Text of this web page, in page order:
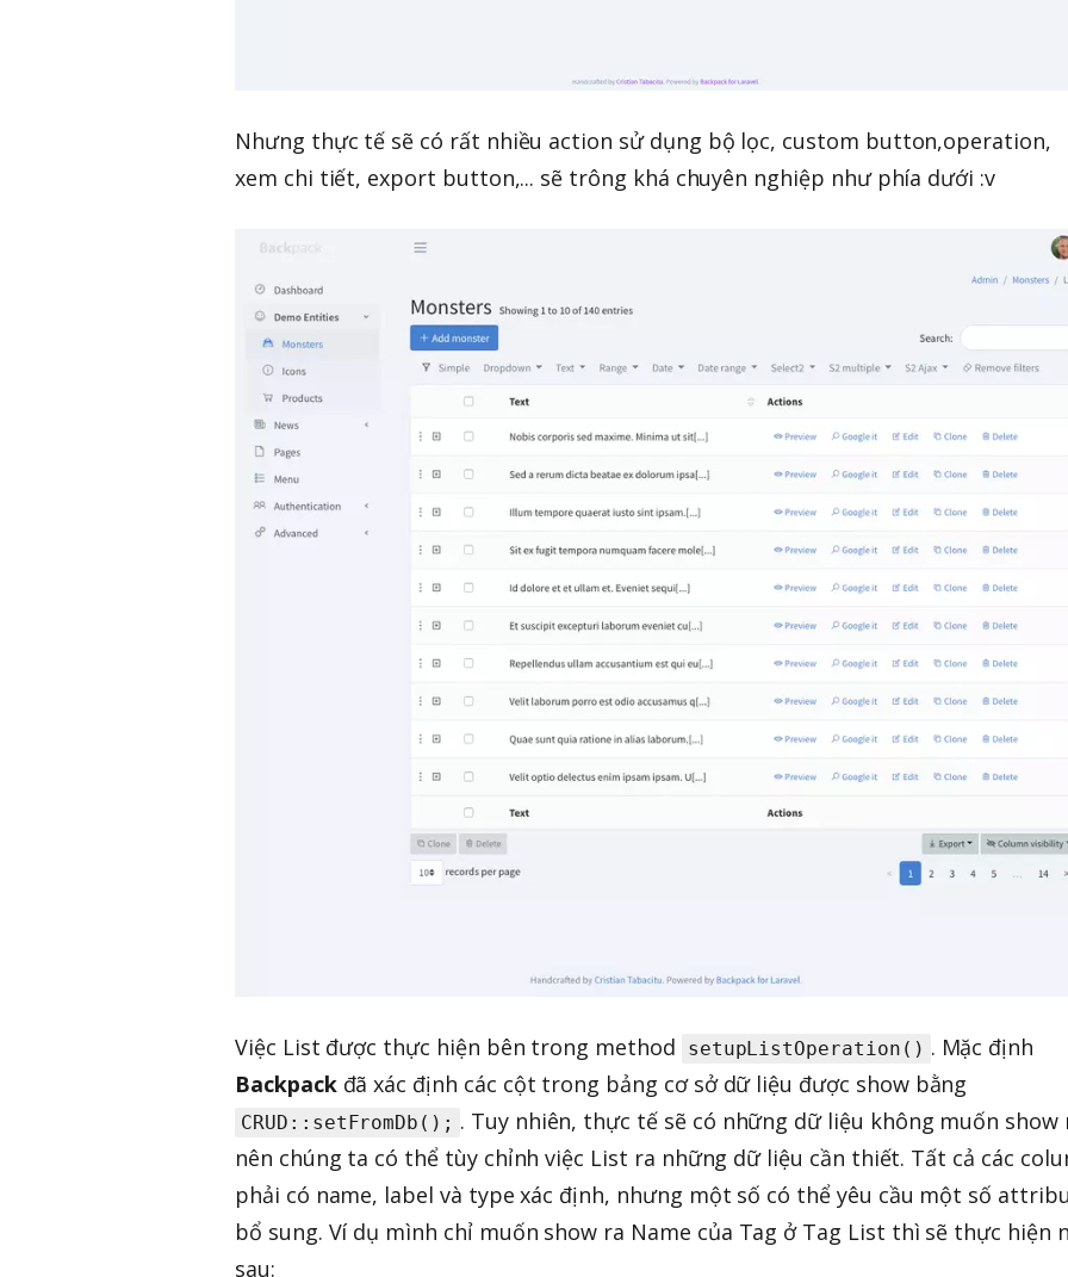
Nhưng thực tế sẽ có rất nhiều action sử dụng bộ lọc, custom button,operation,
xem chi tiết, export button,... sẽ trông khá chuyên nghiệp như phía dưới :v
Việc List được thực hiện bên trong method setupListOperation() . Mặc định
Backpackđã xác định các cột trong bảng cơ sở dữ liệu được show bằng
CRUD::setFromDb(); . Tuy nhiên, thực tế sẽ có những dữ liệu không muốn show
nên chúng ta có thể tùy chỉnh việc List ra những dữ liệu cần thiết. Tất cả các
phải có name, label và type xác định, nhưng một số có thể yêu cầu một số
bổ sung. Ví dụ mình chỉ muốn show ra Name của Tag ở Tag List thì sẽ thực hiện
sau: